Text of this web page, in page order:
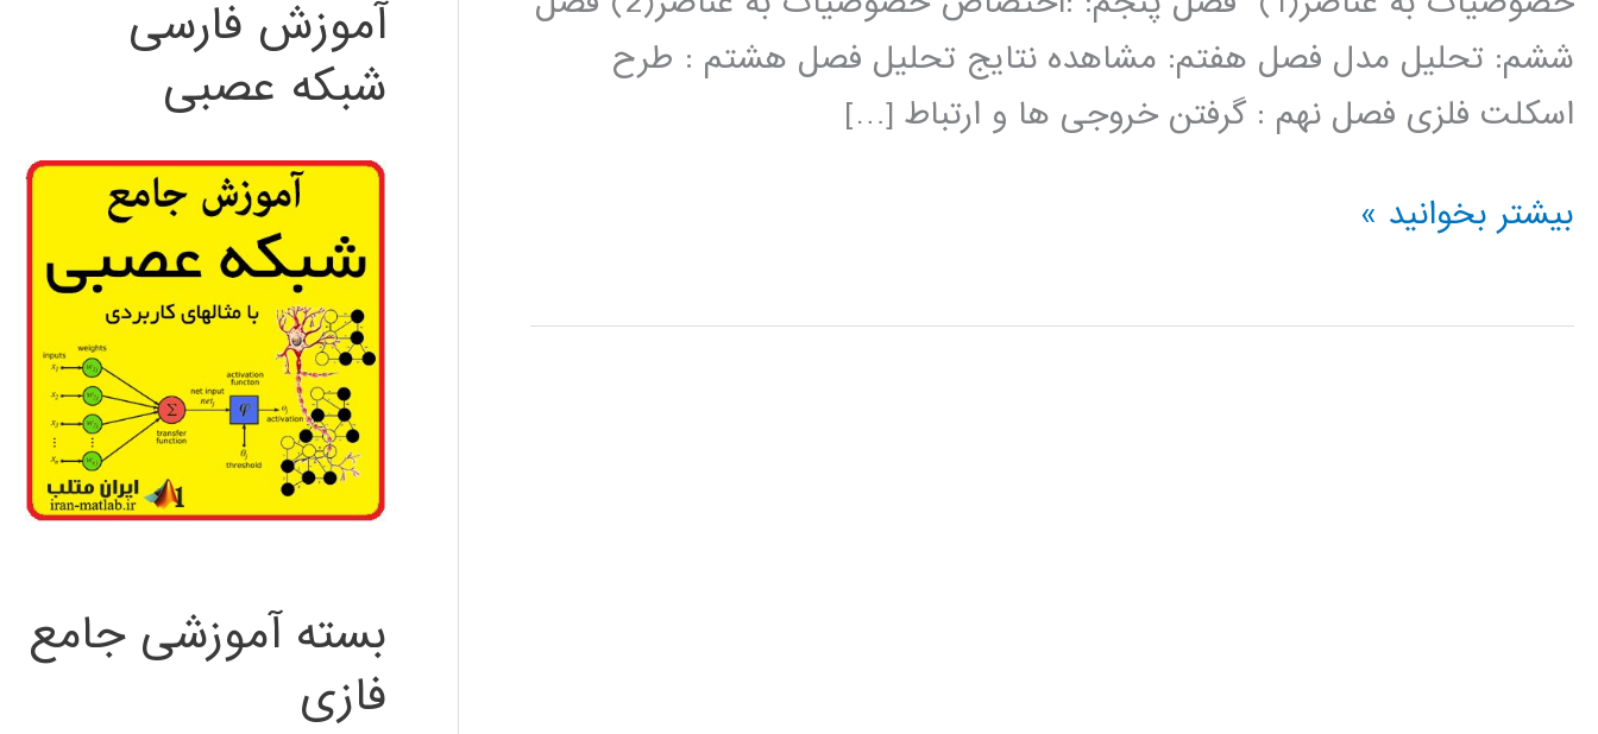
ششم: تحلیل مدل فصل هفتم: مشاهده نتایج تحلیل فصل هشتم : طرح
اسکلت فلزی فصل نهم : گرفتن خروجی ها و ارتباط […]
فیلم
فارسی
بیشتر بخوانید »
آموزش فارسی
شبکه عصبی
بسته آموزشی جامع
فازی